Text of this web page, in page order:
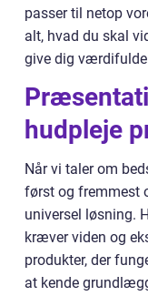
passer til netop
alt, hvad du skal
give dig
hudpleje
Når vi taler om
først og fremmest
universel løsning.
kræver viden og
produkter, der
at kende